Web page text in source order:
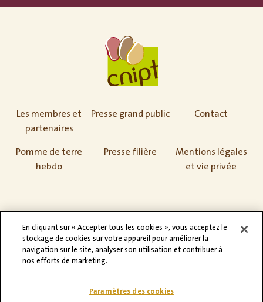
Les membres et
partenaires
Presse grand public Contact
Pomme de terre
hebdo
Presse filière
Mentions légales
et vie privée
En cliquant sur « Accepter tous les cookies », vous acceptez le
stockage de cookies sur votre appareil pour améliorer la
navigation sur le site, analyser son utilisation et contribuer à
nos efforts de marketing.
Paramètres des cookies